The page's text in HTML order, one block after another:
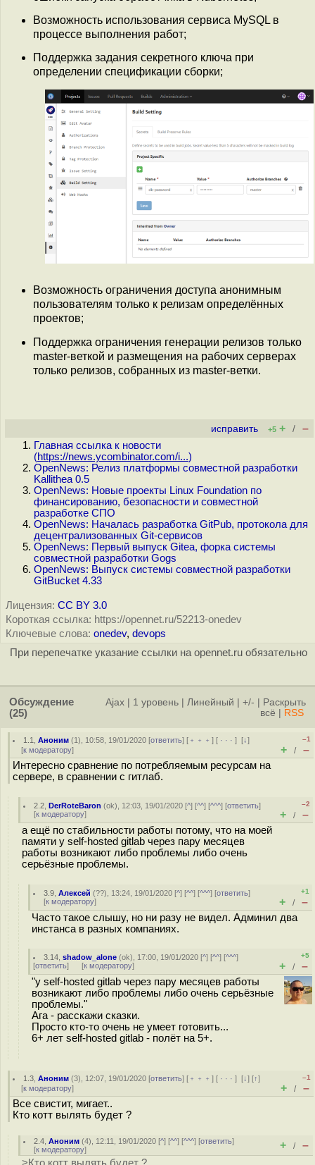
Возможность использования сервиса MySQL в
процессе выполнения работ;
Поддержка задания секретного ключа при
определении спецификации сборки;
Возможность ограничения доступа анонимным
пользователям только к релизам определённых
проектов;
Поддержка ограничения генерации релизов только
master-веткой и размещения на рабочих серверах
только релизов, собранных из master-ветки.
исправить +5 + / –
Главная ссылка к новости
(https://news.ycombinator.com/i...)
OpenNews: Релиз платформы совместной разработки
Kallithea 0.5
OpenNews: Новые проекты Linux Foundation по
финансированию, безопасности и совместной
разработке СПО
OpenNews: Началась разработка GitPub, протокола для
децентрализованных Git-сервисов
OpenNews: Первый выпуск Gitea, форка системы
совместной разработки Gogs
OpenNews: Выпуск системы совместной разработки
GitBucket 4.33
Лицензия: CC BY 3.0
Короткая ссылка: https://opennet.ru/52213-onedev
Ключевые слова: onedev, devops
При перепечатке указание ссылки на opennet.ru обязательно
Обсуждение
(25)
Ajax 1 уровень Линейный +/-
Раскрыть
всё
RSS
1.1 ,Аноним (1), 10:58, 19/01/2020 [ответить] [ ﹢﹢﹢] [ · · ·][↓]
[к модератору]
–1
+ / –
Интересно сравнение по потребляемым ресурсам на
сервере, в сравнении с гитлаб.
2.2 ,DerRoteBaron (ok), 12:03, 19/01/2020 [^] [^^] [^^^] [ответить]
[к модератору]
–2
+ / –
а ещё по стабильности работы потому, что на моей
памяти у self-hosted gitlab через пару месяцев
работы возникают либо проблемы либо очень
серьёзные проблемы.
3.9 ,Алексей (??), 13:24, 19/01/2020 [^] [^^] [^^^] [ответить]
[к модератору]
+1
+ / –
Часто такое слышу, но ни разу не видел. Админил два
инстанса в разных компаниях.
3.14 ,shadow_alone (ok), 17:00, 19/01/2020 [^] [^^] [^^^]
[ответить] [к модератору]
+5
+ / –
"у self-hosted gitlab через пару месяцев работы
возникают либо проблемы либо очень серьёзные
проблемы."
Ага - расскажи сказки.
Просто кто-то очень не умеет готовить...
6+ лет self-hosted gitlab - полёт на 5+.
1.3 ,Аноним (3), 12:07, 19/01/2020 [ответить] [ ﹢﹢﹢] [ · · ·][↓] [↑]
[к модератору]
–1
+ / –
Все свистит, мигает..
Кто котт вылять будет ?
2.4 ,Аноним (4), 12:11, 19/01/2020 [^] [^^] [^^^] [ответить]
[к модератору] + / –